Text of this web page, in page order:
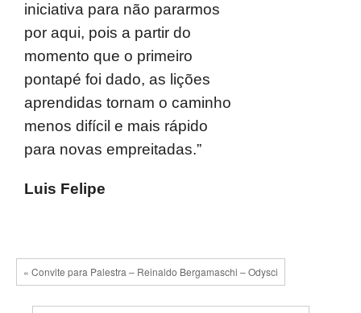
iniciativa para não pararmos
por aqui, pois a partir do
momento que o primeiro
pontapé foi dado, as lições
aprendidas tornam o caminho
menos difícil e mais rápido
para novas empreitadas.”
Luis Felipe
« Convite para Palestra – Reinaldo Bergamaschi – Odysci